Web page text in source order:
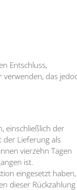
Entschluss,
das
einschließlich der
der Lieferung als
vierzehn Tagen
ist.
eingesetzt haben,
dieser